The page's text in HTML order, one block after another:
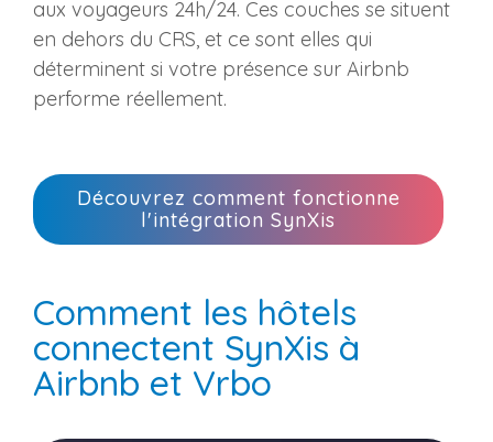
aux voyageurs 24h/24. Ces couches se situent
en dehors du CRS, et ce sont elles qui
déterminent si votre présence sur Airbnb
performe réellement.
Découvrez comment fonctionne
l'intégration SynXis
Comment les hôtels
connectent SynXis à
Airbnb et Vrbo